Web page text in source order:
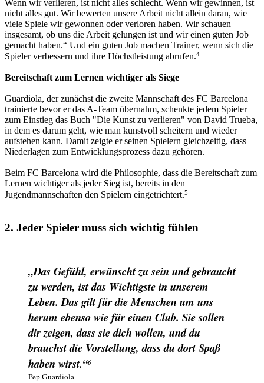
Wenn wir verlieren, ist nicht alles schlecht. Wenn wir gewinnen, ist
nicht alles gut. Wir bewerten unsere Arbeit nicht allein daran, wie
viele Spiele wir gewonnen oder verloren haben. Wir schauen
insgesamt, ob uns die Arbeit gelungen ist und wir einen guten Job
gemacht haben.“ Und ein guten Job machen Trainer, wenn sich die
Spieler verbessern und ihre Höchstleistung abrufen.4
Bereitschaft zum Lernen wichtiger als Siege
Guardiola, der zunächst die zweite Mannschaft des FC Barcelona
trainierte bevor er das A-Team übernahm, schenkte jedem Spieler
zum Einstieg das Buch "Die Kunst zu verlieren" von David Trueba,
in dem es darum geht, wie man kunstvoll scheitern und wieder
aufstehen kann. Damit zeigte er seinen Spielern gleichzeitig, dass
Niederlagen zum Entwicklungsprozess dazu gehören.
Beim FC Barcelona wird die Philosophie, dass die Bereitschaft zum
Lernen wichtiger als jeder Sieg ist, bereits in den
Jugendmannschaften den Spielern eingetrichtert.5
2. Jeder Spieler muss sich wichtig fühlen
„Das Gefühl, erwünscht zu sein und gebraucht
zu werden, ist das Wichtigste in unserem
Leben. Das gilt für die Menschen um uns
herum ebenso wie für einen Club. Sie sollen
dir zeigen, dass sie dich wollen, und du
brauchst die Vorstellung, dass du dort Spaß
haben wirst.“6
Pep Guardiola